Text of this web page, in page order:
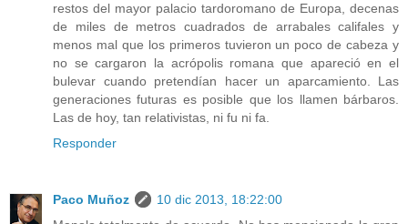
restos del mayor palacio tardoromano de Europa, decenas
de miles de metros cuadrados de arrabales califales y
menos mal que los primeros tuvieron un poco de cabeza y
no se cargaron la acrópolis romana que apareció en el
bulevar cuando pretendían hacer un aparcamiento. Las
generaciones futuras es posible que los llamen bárbaros.
Las de hoy, tan relativistas, ni fu ni fa.
Responder
Paco Muñoz
10 dic 2013, 18:22:00